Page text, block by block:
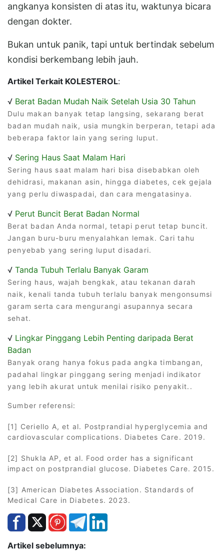
angkanya konsisten di atas itu, waktunya bicara
dengan dokter.
Bukan untuk panik, tapi untuk bertindak sebelum
kondisi berkembang lebih jauh.
Artikel Terkait KOLESTEROL:
√ Berat Badan Mudah Naik Setelah Usia 30 Tahun
Dulu makan banyak tetap langsing, sekarang berat
badan mudah naik, usia mungkin berperan, tetapi ada
beberapa faktor lain yang sering luput.
√ Sering Haus Saat Malam Hari
Sering haus saat malam hari bisa disebabkan oleh
dehidrasi, makanan asin, hingga diabetes, cek gejala
yang perlu diwaspadai, dan cara mengatasinya.
√ Perut Buncit Berat Badan Normal
Berat badan Anda normal, tetapi perut tetap buncit.
Jangan buru-buru menyalahkan lemak. Cari tahu
penyebab yang sering luput disadari.
√ Tanda Tubuh Terlalu Banyak Garam
Sering haus, wajah bengkak, atau tekanan darah
naik, kenali tanda tubuh terlalu banyak mengonsumsi
garam serta cara mengurangi asupannya secara
sehat.
√ Lingkar Pinggang Lebih Penting daripada Berat
Badan
Banyak orang hanya fokus pada angka timbangan,
padahal lingkar pinggang sering menjadi indikator
yang lebih akurat untuk menilai risiko penyakit..
Sumber referensi:
[1] Ceriello A, et al. Postprandial hyperglycemia and
cardiovascular complications. Diabetes Care. 2019.
[2] Shukla AP, et al. Food order has a significant
impact on postprandial glucose. Diabetes Care. 2015.
[3] American Diabetes Association. Standards of
Medical Care in Diabetes. 2023.
Artikel sebelumnya: